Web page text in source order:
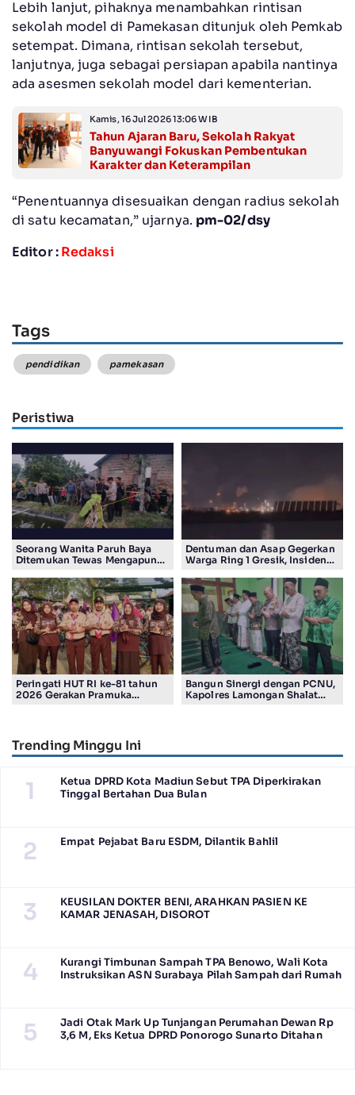
Lebih lanjut, pihaknya menambahkan rintisan
sekolah model di Pamekasan ditunjuk oleh Pemkab
setempat. Dimana, rintisan sekolah tersebut,
lanjutnya, juga sebagai persiapan apabila nantinya
ada asesmen sekolah model dari kementerian.
Kamis, 16 Jul 2026 13:06 WIB
Tahun Ajaran Baru, Sekolah Rakyat
Banyuwangi Fokuskan Pembentukan
Karakter dan Keterampilan
“Penentuannya disesuaikan dengan radius sekolah
di satu kecamatan,” ujarnya. pm-02/dsy
Editor :Redaksi
Tags
pendidikan pamekasan
Peristiwa
Seorang Wanita Paruh Baya
Ditemukan Tewas Mengapung
Dentuman dan Asap Gegerkan
Warga Ring 1 Gresik, Insiden
Smelting
Peringati HUT RI ke-81 tahun
2026 Gerakan Pramuka
Bangun Sinergi dengan PCNU,
Kapolres Lamongan Shalat
Trending Minggu Ini
1
Ketua DPRD Kota Madiun Sebut TPA Diperkirakan
Tinggal Bertahan Dua Bulan
2 Empat Pejabat Baru ESDM, Dilantik Bahlil
3
KEUSILAN DOKTER BENI, ARAHKAN PASIEN KE
KAMAR JENASAH, DISOROT
4
Kurangi Timbunan Sampah TPA Benowo, Wali Kota
Instruksikan ASN Surabaya Pilah Sampah dari Rumah
5
Jadi Otak Mark Up Tunjangan Perumahan Dewan Rp
3,6 M, Eks Ketua DPRD Ponorogo Sunarto Ditahan